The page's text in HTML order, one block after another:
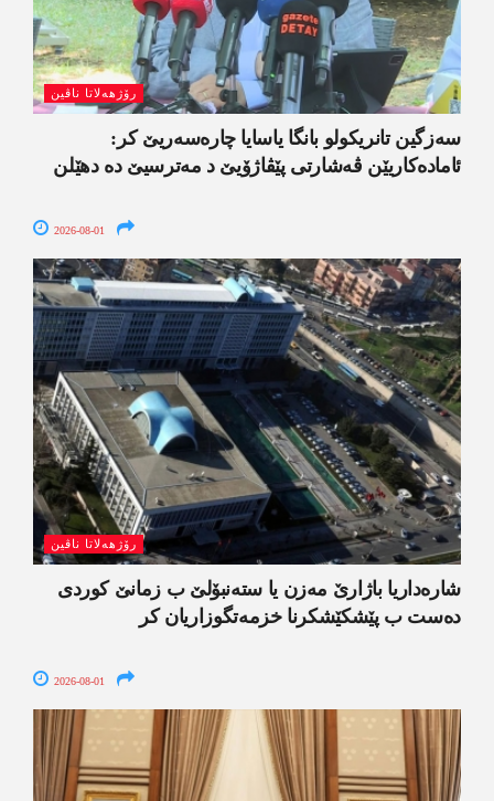
رۆژھەلاتا ناڤین
سەزگین تانریکولو بانگا یاسایا چارەسەریێ کر:
ئامادەکاریێن ڤەشارتی پێڤاژۆیێ د مەترسیێ دە دھێلن
2026-08-01
رۆژھەلاتا ناڤین
شارەداریا باژارێ مەزن یا ستەنبۆلێ ب زمانێ کوردی
دەست ب پێشکێشکرنا خزمەتگوزاریان کر
2026-08-01